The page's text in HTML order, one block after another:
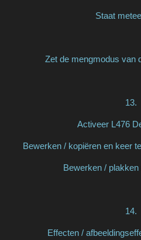
Staat
Zet de mengmodus van
13.
Activeer L476
Bewerken / kopiëren en keer
Bewerken /
14.
Effecten /